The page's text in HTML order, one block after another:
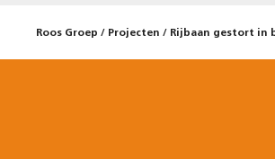
Roos Groep / Projecten / Rijbaan gestort in